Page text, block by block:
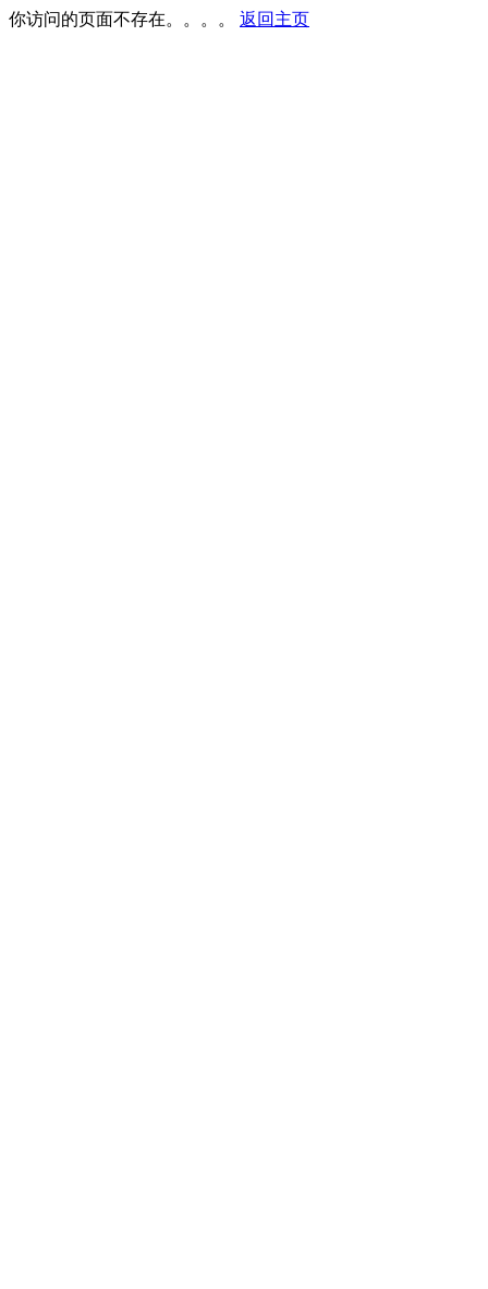
你访问的页面不存在。。。。 返回主页